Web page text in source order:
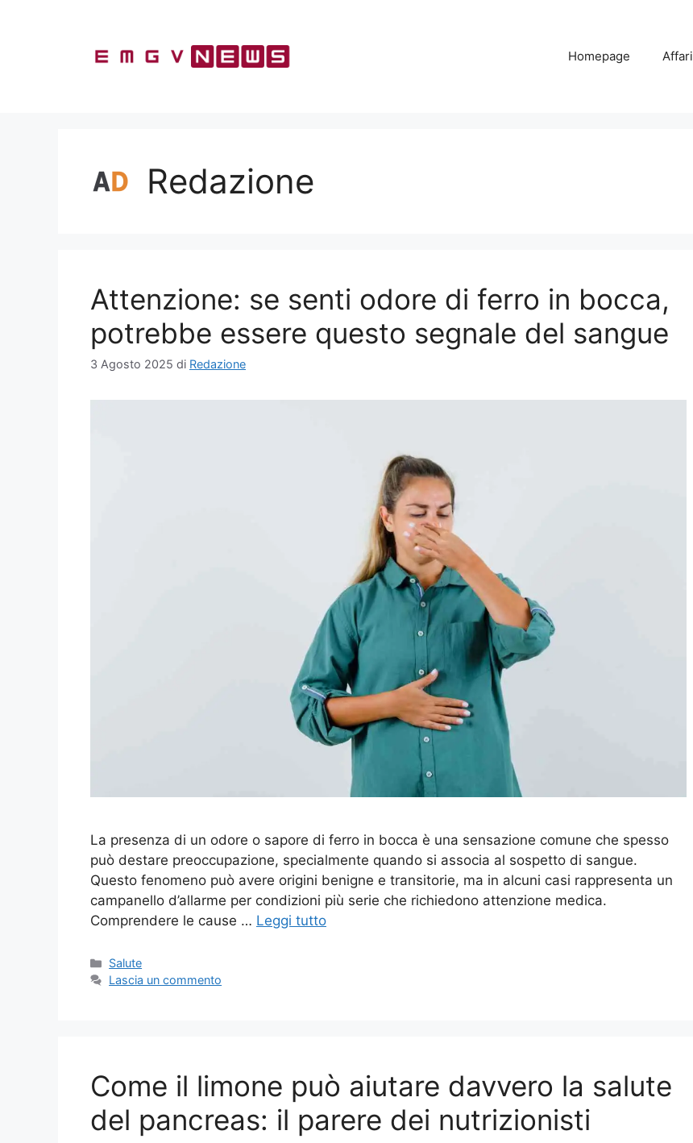
Homepage Affari
Redazione
Attenzione: se senti odore di ferro in bocca,
potrebbe essere questo segnale del sangue
3 Agosto 2025 di Redazione
La presenza di un odore o sapore di ferro in bocca è una sensazione comune che spesso
può destare preoccupazione, specialmente quando si associa al sospetto di sangue.
Questo fenomeno può avere origini benigne e transitorie, ma in alcuni casi rappresenta un
campanello d’allarme per condizioni più serie che richiedono attenzione medica.
Comprendere le cause … Leggi tutto
Categorie
Salute
Lascia un commento
Come il limone può aiutare davvero la salute
del pancreas: il parere dei nutrizionisti